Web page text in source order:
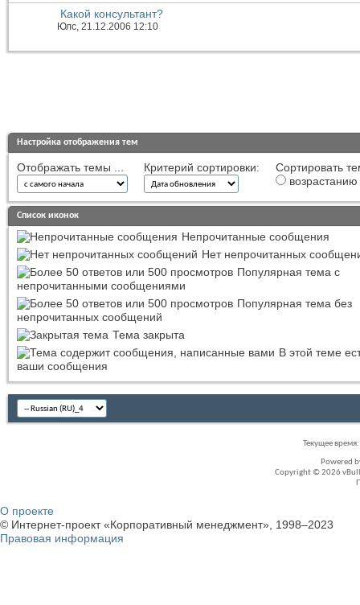
Какой консультант?
Юлс, 21.12.2006 12:10
Настройка отображения тем
Отображать темы ... Критерий сортировки:
Сортировать
возрастанию
Список иконок
Непрочитанные сообщения
Нет непрочитанных
Популярная тема с
непрочитанными сообщениями
Популярная тема без
непрочитанных сообщений
Тема закрыта
В этой теме
ваши сообщения
Текущее время:
Powered
Copyright © 2026
О проекте
© Интернет-проект «Корпоративный менеджмент», 1998–2023
Правовая информация